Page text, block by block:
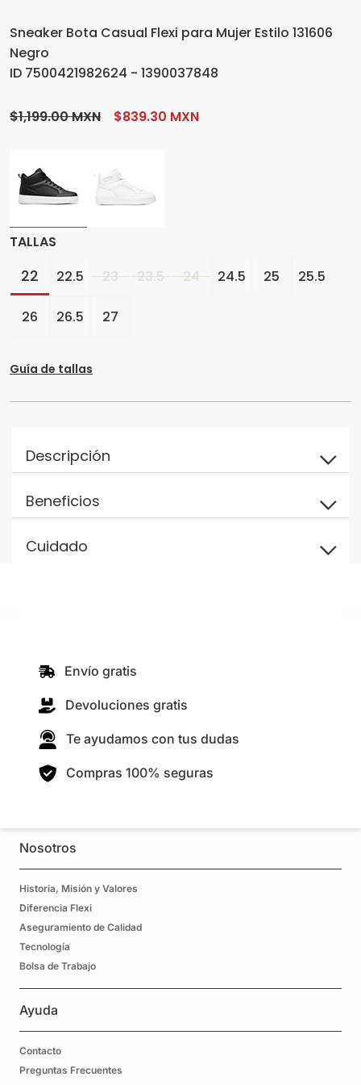
Sneaker Bota Casual Flexi para Mujer Estilo 131606
Negro
ID 7500421982624 - 1390037848
$1,199.00 MXN $839.30 MXN
TALLAS
22 22.5 23 23.5 24 24.5 25 25.5
26 26.5 27
Guía de tallas
Descripción
Beneficios
Cuidado
Envío gratis
Devoluciones gratis
Te ayudamos con tus dudas
Compras 100% seguras
Nosotros
Historia, Misión y Valores
Diferencia Flexi
Aseguramiento de Calidad
Tecnología
Bolsa de Trabajo
Ayuda
Contacto
Preguntas Frecuentes